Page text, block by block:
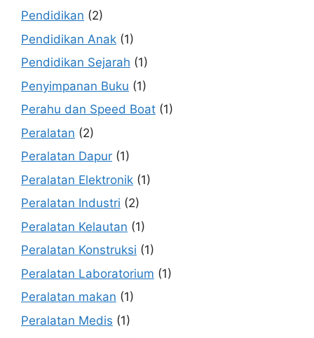
Pendidikan (2)
Pendidikan Anak (1)
Pendidikan Sejarah (1)
Penyimpanan Buku (1)
Perahu dan Speed Boat (1)
Peralatan (2)
Peralatan Dapur (1)
Peralatan Elektronik (1)
Peralatan Industri (2)
Peralatan Kelautan (1)
Peralatan Konstruksi (1)
Peralatan Laboratorium (1)
Peralatan makan (1)
Peralatan Medis (1)